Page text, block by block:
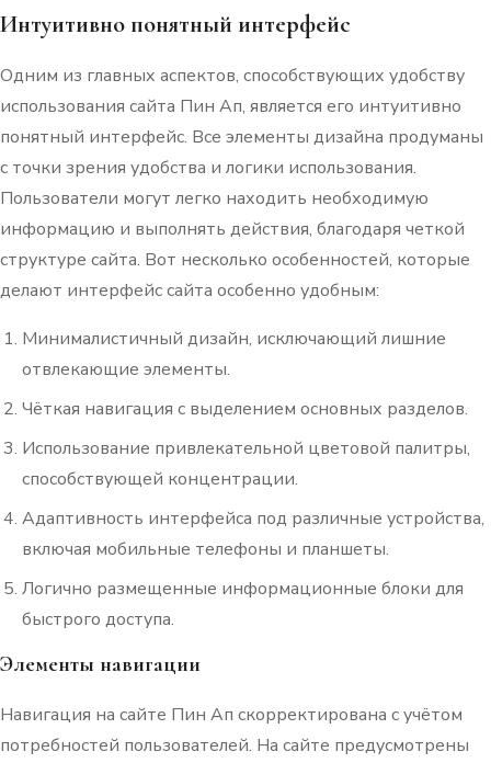
Интуитивно понятный интерфейс
Одним из главных аспектов, способствующих удобству
использования сайта Пин Ап, является его интуитивно
понятный интерфейс. Все элементы дизайна продуманы
с точки зрения удобства и логики использования.
Пользователи могут легко находить необходимую
информацию и выполнять действия, благодаря четкой
структуре сайта. Вот несколько особенностей, которые
делают интерфейс сайта особенно удобным:
Минималистичный дизайн, исключающий лишние
отвлекающие элементы.
Чёткая навигация с выделением основных разделов.
Использование привлекательной цветовой палитры,
способствующей концентрации.
Адаптивность интерфейса под различные устройства,
включая мобильные телефоны и планшеты.
Логично размещенные информационные блоки для
быстрого доступа.
Элементы навигации
Навигация на сайте Пин Ап скорректирована с учётом
потребностей пользователей. На сайте предусмотрены